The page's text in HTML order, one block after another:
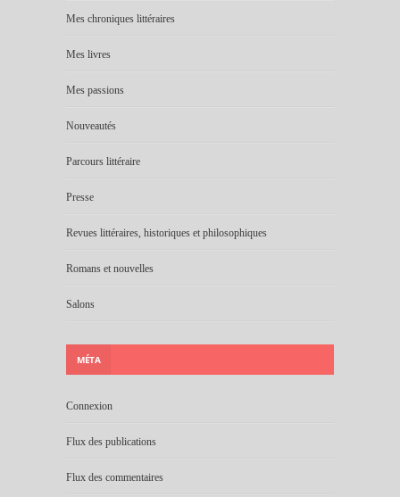
Mes chroniques littéraires
Mes livres
Mes passions
Nouveautés
Parcours littéraire
Presse
Revues littéraires, historiques et philosophiques
Romans et nouvelles
Salons
MÉTA
Connexion
Flux des publications
Flux des commentaires